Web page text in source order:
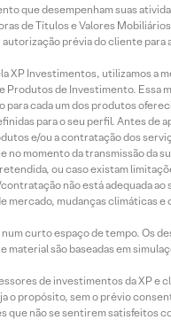
que desempenham suas
de Títulos e Valores
prévia do cliente para
XP Investimentos, utilizamos a
Produtos de Investimento.
cada um dos produtos
para o seu perfil. Antes de
e/ou a contratação dos
momento da transmissão da
ou caso existam
não está adequada
mudanças climáticas
curto espaço de tempo. Os
são baseadas em
de investimentos da XP e
o propósito, sem o prévio
não se sentirem satisfeitos